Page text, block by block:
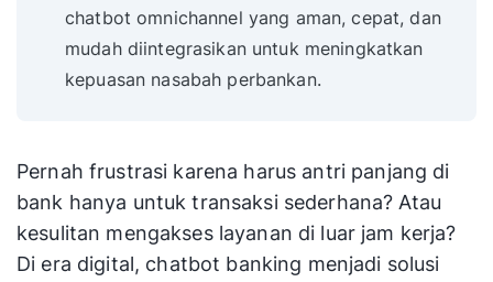
chatbot omnichannel yang aman, cepat, dan
mudah diintegrasikan untuk meningkatkan
kepuasan nasabah perbankan.
Pernah frustrasi karena harus antri panjang di
bank hanya untuk transaksi sederhana? Atau
kesulitan mengakses layanan di luar jam kerja?
Di era digital, chatbot banking menjadi solusi